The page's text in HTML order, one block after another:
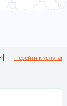
Перейти к услугам